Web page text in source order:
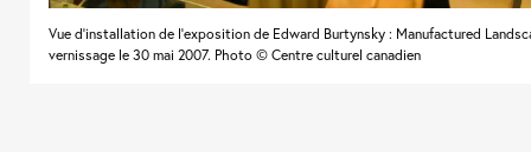
Vue d'installation de l'exposition de Edward Burtynsky : Manufactured
vernissage le 30 mai 2007. Photo © Centre culturel canadien